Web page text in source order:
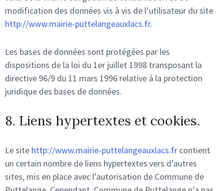
modification des données vis à vis de l’utilisateur du site
http://www.mairie-puttelangeauxlacs.fr.
Les bases de données sont protégées par les
dispositions de la loi du 1er juillet 1998 transposant la
directive 96/9 du 11 mars 1996 relative à la protection
juridique des bases de données.
8. Liens hypertextes et cookies.
Le site http://www.mairie-puttelangeauxlacs.fr contient
un certain nombre de liens hypertextes vers d’autres
sites, mis en place avec l’autorisation de Commune de